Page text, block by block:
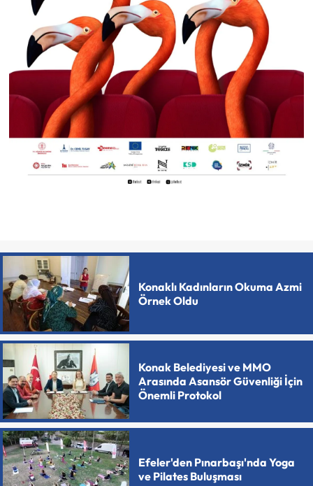
Konaklı Kadınların Okuma Azmi
Örnek Oldu
Konak Belediyesi ve MMO
Arasında Asansör Güvenliği İçin
Önemli Protokol
Efeler'den Pınarbaşı'nda Yoga
ve Pilates Buluşması